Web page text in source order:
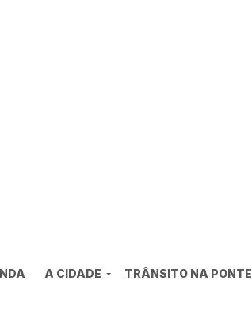
A CIDADE TRÂNSITO NA PONTE